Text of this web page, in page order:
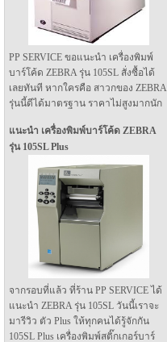
PP SERVICE ขอแนะนำ เครื่องพิมพ์
บาร์โค้ด ZEBRA รุ่น 105SL สั่งซื้อได้
เลยทันที หากใครคือ สาวกของ ZEBRA
รุ่นนี้ดีได้มาตรฐาน ราคาไม่สูงมากนัก
แนะนำ เครื่องพิมพ์บาร์โค้ด ZEBRA
รุ่น 105SL Plus
จากรอบที่แล้ว ที่ร้าน PP SERVICE ได้
แนะนำ ZEBRA รุ่น 105SL วันนี้เราจะ
มารีวิว ตัว Plus ให้ทุกคนได้รู้จักกัน
105SL Plus เครื่องพิมพ์สติ๊กเกอร์บาร์